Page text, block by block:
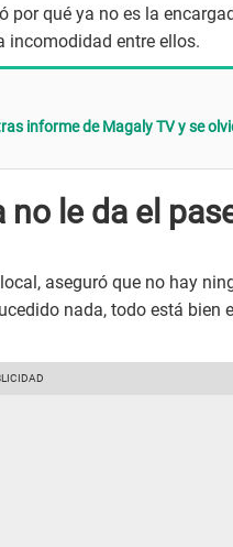
por qué ya no es la
incomodidad entre ellos.
informe de Magaly TV y se
no le da el
aseguró que no hay
nada, todo está bien